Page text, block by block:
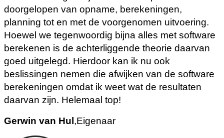
doorgelopen van opname, berekeningen,
planning tot en met de voorgenomen uitvoering.
Hoewel we tegenwoordig bijna alles met software
berekenen is de achterliggende theorie daarvan
goed uitgelegd. Hierdoor kan ik nu ook
beslissingen nemen die afwijken van de software
berekeningen omdat ik weet wat de resultaten
daarvan zijn. Helemaal top!
Gerwin van Hul ,Eigenaar